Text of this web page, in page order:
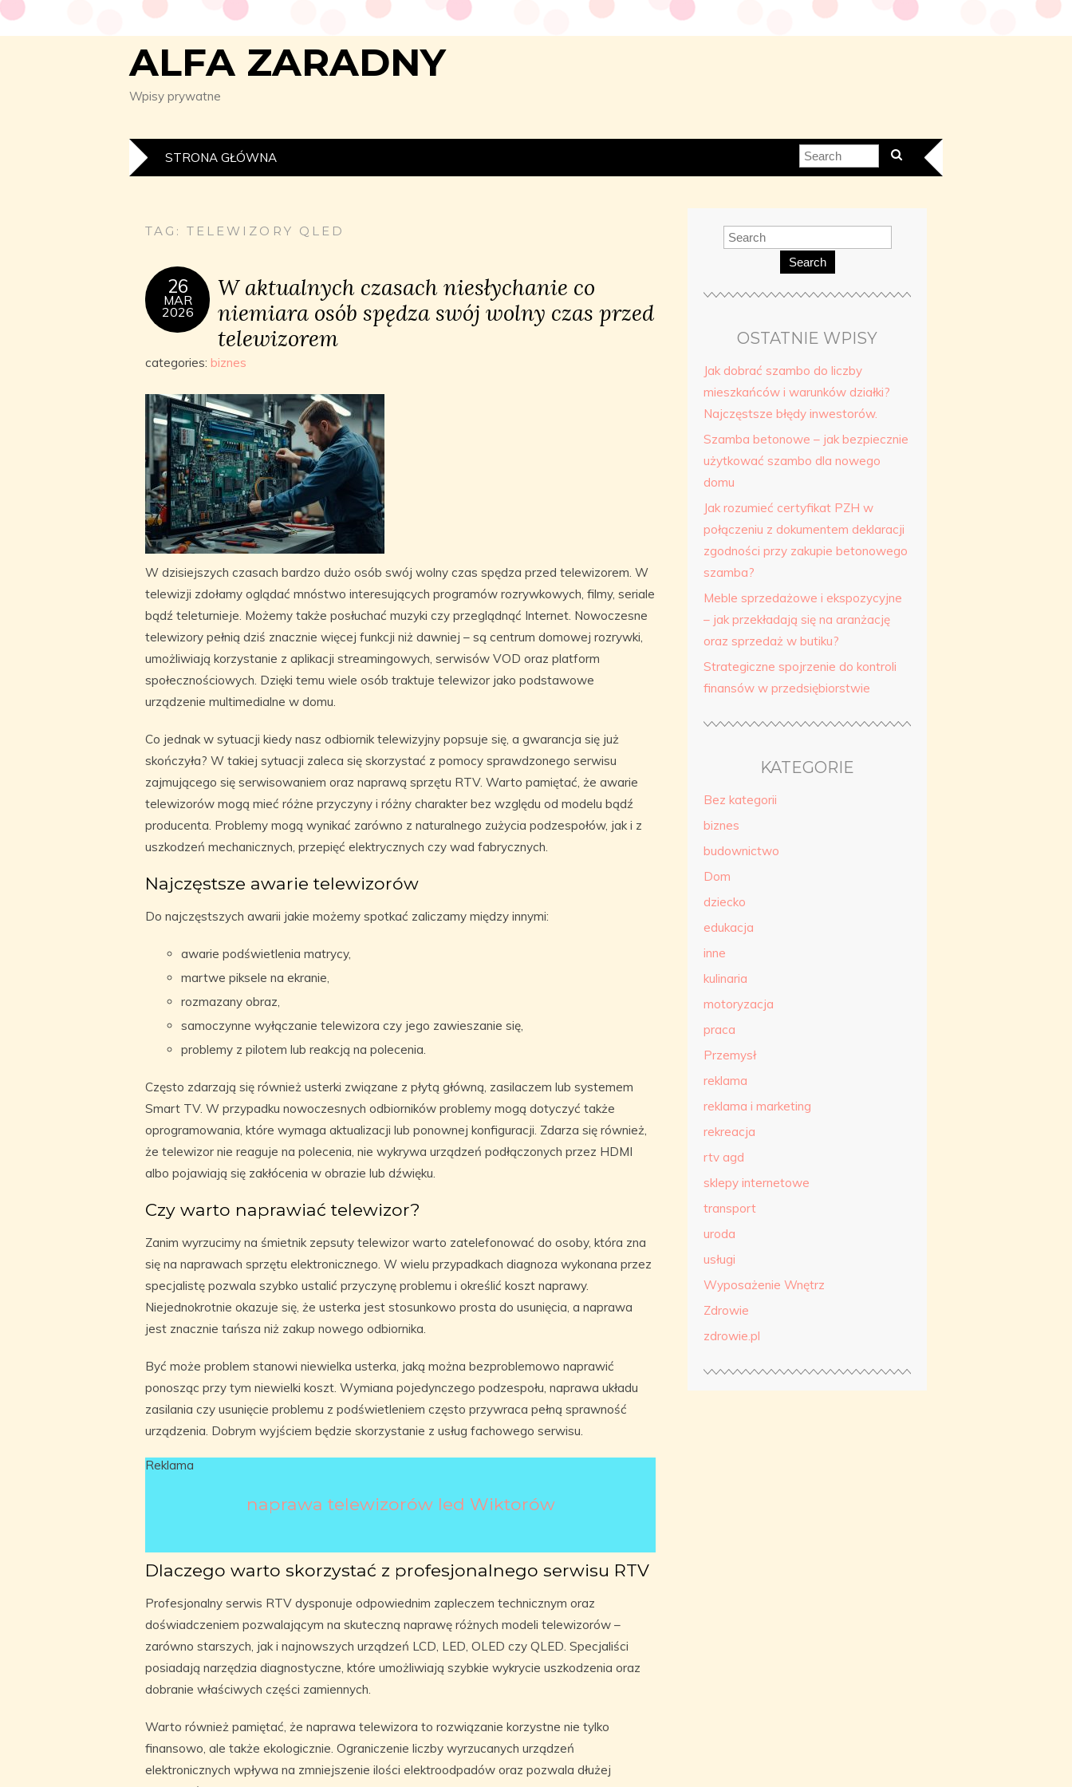
ALFA ZARADNY
Wpisy prywatne
STRONA GŁÓWNA
TAG:TELEWIZORY QLED
26
MAR
2026
W aktualnych czasach niesłychanie co
niemiara osób spędza swój wolny czas przed
telewizorem
categories: biznes
W dzisiejszych czasach bardzo dużo osób swój wolny czas spędza przed telewizorem. W
telewizji zdołamy oglądać mnóstwo interesujących programów rozrywkowych, filmy, seriale
bądź teleturnieje. Możemy także posłuchać muzyki czy przeglądnąć Internet. Nowoczesne
telewizory pełnią dziś znacznie więcej funkcji niż dawniej – są centrum domowej rozrywki,
umożliwiają korzystanie z aplikacji streamingowych, serwisów VOD oraz platform
społecznościowych. Dzięki temu wiele osób traktuje telewizor jako podstawowe
urządzenie multimedialne w domu.
Co jednak w sytuacji kiedy nasz odbiornik telewizyjny popsuje się, a gwarancja się już
skończyła? W takiej sytuacji zaleca się skorzystać z pomocy sprawdzonego serwisu
zajmującego się serwisowaniem oraz naprawą sprzętu RTV. Warto pamiętać, że awarie
telewizorów mogą mieć różne przyczyny i różny charakter bez względu od modelu bądź
producenta. Problemy mogą wynikać zarówno z naturalnego zużycia podzespołów, jak i z
uszkodzeń mechanicznych, przepięć elektrycznych czy wad fabrycznych.
Najczęstsze awarie telewizorów
Do najczęstszych awarii jakie możemy spotkać zaliczamy między innymi:
awarie podświetlenia matrycy,
martwe piksele na ekranie,
rozmazany obraz,
samoczynne wyłączanie telewizora czy jego zawieszanie się,
problemy z pilotem lub reakcją na polecenia.
Często zdarzają się również usterki związane z płytą główną, zasilaczem lub systemem
Smart TV. W przypadku nowoczesnych odbiorników problemy mogą dotyczyć także
oprogramowania, które wymaga aktualizacji lub ponownej konfiguracji. Zdarza się również,
że telewizor nie reaguje na polecenia, nie wykrywa urządzeń podłączonych przez HDMI
albo pojawiają się zakłócenia w obrazie lub dźwięku.
Czy warto naprawiać telewizor?
Zanim wyrzucimy na śmietnik zepsuty telewizor warto zatelefonować do osoby, która zna
się na naprawach sprzętu elektronicznego. W wielu przypadkach diagnoza wykonana przez
specjalistę pozwala szybko ustalić przyczynę problemu i określić koszt naprawy.
Niejednokrotnie okazuje się, że usterka jest stosunkowo prosta do usunięcia, a naprawa
jest znacznie tańsza niż zakup nowego odbiornika.
Być może problem stanowi niewielka usterka, jaką można bezproblemowo naprawić
ponosząc przy tym niewielki koszt. Wymiana pojedynczego podzespołu, naprawa układu
zasilania czy usunięcie problemu z podświetleniem często przywraca pełną sprawność
urządzenia. Dobrym wyjściem będzie skorzystanie z usług fachowego serwisu.
Reklama
naprawa telewizorów led Wiktorów
Dlaczego warto skorzystać z profesjonalnego serwisu RTV
Profesjonalny serwis RTV dysponuje odpowiednim zapleczem technicznym oraz
doświadczeniem pozwalającym na skuteczną naprawę różnych modeli telewizorów –
zarówno starszych, jak i najnowszych urządzeń LCD, LED, OLED czy QLED. Specjaliści
posiadają narzędzia diagnostyczne, które umożliwiają szybkie wykrycie uszkodzenia oraz
dobranie właściwych części zamiennych.
Warto również pamiętać, że naprawa telewizora to rozwiązanie korzystne nie tylko
finansowo, ale także ekologicznie. Ograniczenie liczby wyrzucanych urządzeń
elektronicznych wpływa na zmniejszenie ilości elektroodpadów oraz pozwala dłużej
Search
OSTATNIE WPISY
Jak dobrać szambo do liczby
mieszkańców i warunków działki?
Najczęstsze błędy inwestorów.
Szamba betonowe – jak bezpiecznie
użytkować szambo dla nowego
domu
Jak rozumieć certyfikat PZH w
połączeniu z dokumentem deklaracji
zgodności przy zakupie betonowego
szamba?
Meble sprzedażowe i ekspozycyjne
– jak przekładają się na aranżację
oraz sprzedaż w butiku?
Strategiczne spojrzenie do kontroli
finansów w przedsiębiorstwie
KATEGORIE
Bez kategorii
biznes
budownictwo
Dom
dziecko
edukacja
inne
kulinaria
motoryzacja
praca
Przemysł
reklama
reklama i marketing
rekreacja
rtv agd
sklepy internetowe
transport
uroda
usługi
Wyposażenie Wnętrz
Zdrowie
zdrowie.pl